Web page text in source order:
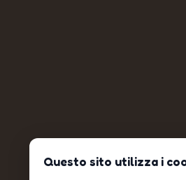
Questo sito utilizza i